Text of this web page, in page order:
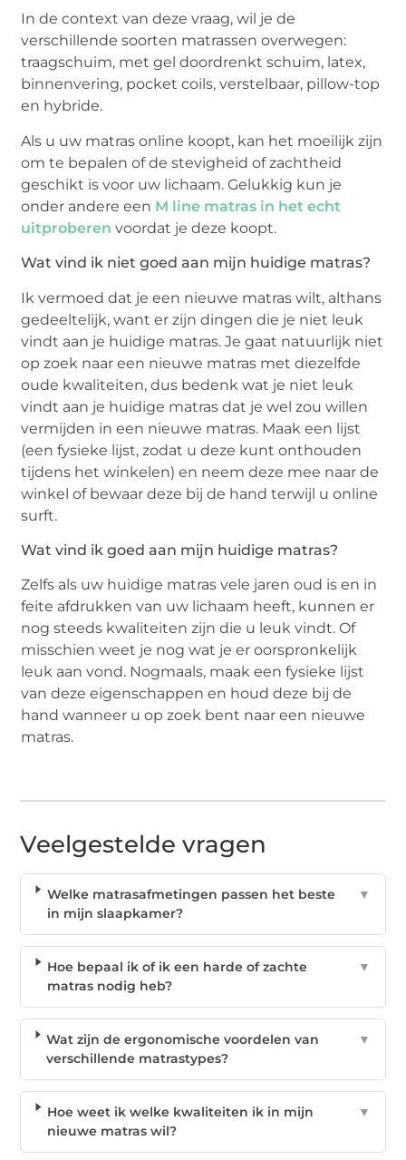
In de context van deze vraag, wil je de
verschillende soorten matrassen overwegen:
traagschuim, met gel doordrenkt schuim, latex,
binnenvering, pocket coils, verstelbaar, pillow-top
en hybride.
Als u uw matras online koopt, kan het moeilijk zijn
om te bepalen of de stevigheid of zachtheid
geschikt is voor uw lichaam. Gelukkig kun je
onder andere een M line matras in het echt
uitproberen voordat je deze koopt.
Wat vind ik niet goed aan mijn huidige matras?
Ik vermoed dat je een nieuwe matras wilt, althans
gedeeltelijk, want er zijn dingen die je niet leuk
vindt aan je huidige matras. Je gaat natuurlijk niet
op zoek naar een nieuwe matras met diezelfde
oude kwaliteiten, dus bedenk wat je niet leuk
vindt aan je huidige matras dat je wel zou willen
vermijden in een nieuwe matras. Maak een lijst
(een fysieke lijst, zodat u deze kunt onthouden
tijdens het winkelen) en neem deze mee naar de
winkel of bewaar deze bij de hand terwijl u online
surft.
Wat vind ik goed aan mijn huidige matras?
Zelfs als uw huidige matras vele jaren oud is en in
feite afdrukken van uw lichaam heeft, kunnen er
nog steeds kwaliteiten zijn die u leuk vindt. Of
misschien weet je nog wat je er oorspronkelijk
leuk aan vond. Nogmaals, maak een fysieke lijst
van deze eigenschappen en houd deze bij de
hand wanneer u op zoek bent naar een nieuwe
matras.
Veelgestelde vragen
Welke matrasafmetingen passen het beste
in mijn slaapkamer?
▼
Hoe bepaal ik of ik een harde of zachte
matras nodig heb?
▼
Wat zijn de ergonomische voordelen van
verschillende matrastypes?
▼
Hoe weet ik welke kwaliteiten ik in mijn
nieuwe matras wil?
▼